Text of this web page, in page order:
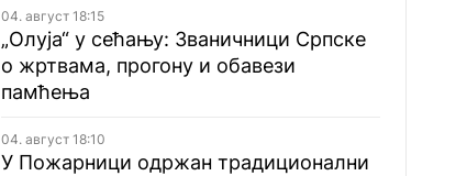
04. август 18:15
„Олуја“ у сећању: Званичници Српске
о жртвама, прогону и обавези
памћења
04. август 18:10
У Пожарници одржан традиционални